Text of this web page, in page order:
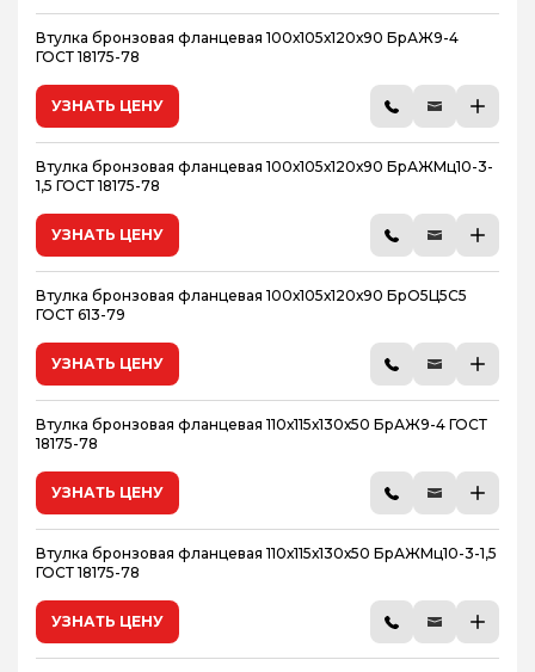
Втулка бронзовая фланцевая 100х105х120х90 БрАЖ9-4
ГОСТ 18175-78
УЗНАТЬ ЦЕНУ
Втулка бронзовая фланцевая 100х105х120х90 БрАЖМц10-3-
1,5 ГОСТ 18175-78
УЗНАТЬ ЦЕНУ
Втулка бронзовая фланцевая 100х105х120х90 БрО5Ц5С5
ГОСТ 613-79
УЗНАТЬ ЦЕНУ
Втулка бронзовая фланцевая 110х115х130х50 БрАЖ9-4 ГОСТ
18175-78
УЗНАТЬ ЦЕНУ
Втулка бронзовая фланцевая 110х115х130х50 БрАЖМц10-3-1,5
ГОСТ 18175-78
УЗНАТЬ ЦЕНУ